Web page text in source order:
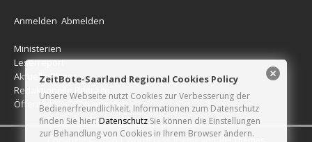
Anmelden Abmelden
Ministerien
Leserreport
Aktuelle Blitzer
Redaktionelle Beiträge
Öffentlichkeitsfahndungen
ZeitBote-Saarland Regional Cookies Policy
Unsere Webseite nutzt Cookies zur Verbesserung der
Bedienerfreundlichkeit. Informationen zum Datenschutz
finden Sie hier: Datenschutz Sie können die Einstellungen
zur Behandlung von Cookies in Ihrem Browser ändern.